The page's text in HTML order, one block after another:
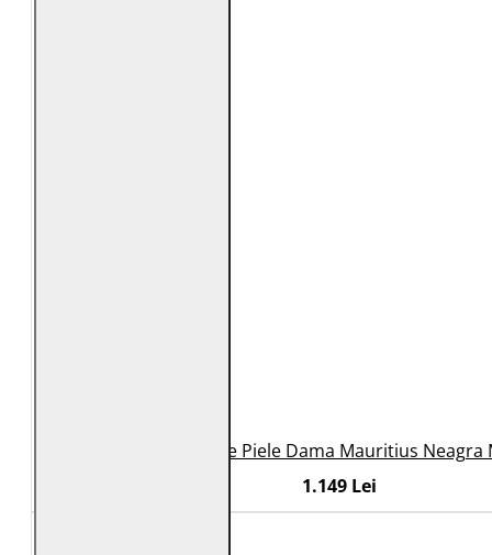
Geaca Lunga de Piele Dama Mauritius Neagra
1.149 Lei